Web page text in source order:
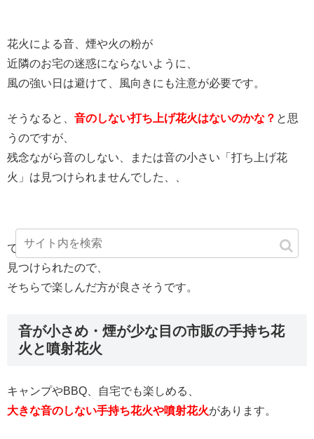
花火による音、煙や火の粉が
近隣のお宅の迷惑にならないように、
風の強い日は避けて、風向きにも注意が必要です。
そうなると、 音のしない打ち上げ花火はないのかな？ と思
うのですが、
残念ながら音のしない、または音の小さい「打ち上げ花
火」は見つけられませんでした、、
でも、大きな音のしない手持ち花火と噴射花火
のセットは
見つけられたので、
そちらで楽しんだ方が良さそうです。
音が小さめ・煙が少な目の市販の手持ち花
火と噴射花火
キャンプやBBQ、自宅でも楽しめる、
大きな音のしない手持ち花火や噴射花火があります。